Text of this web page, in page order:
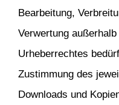
Bearbeitung,
Verwertung
Urheberrechtes
Zustimmung des
Downloads und